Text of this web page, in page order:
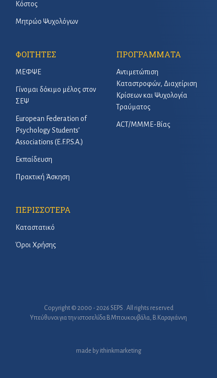
Κόστος
Μητρώο Ψυχολόγων
ΦΟΙΤΗΤΕΣ
ΜΕΦΨΕ
Γίνομαι δόκιμο μέλος στον
ΣΕΨ
European Federation of
Psychology Students’
Associations (E.F.P.S.A.)
Εκπαίδευση
Πρακτική Άσκηση
ΠΡΟΓΡΑΜΜΑΤΑ
Αντιμετώπιση
Καταστροφών, Διαχείριση
Κρίσεων και Ψυχολογία
Τραύματος
ACT/ΜΜΜΕ-Βίας
ΠΕΡΙΣΣΟΤΕΡΑ
Καταστατικό
Όροι Χρήσης
Copyright © 2000 - 2026 SEPS . All rights reserved
Υπεύθυνοι για την ιστοσελίδα B.Μπουκουβάλα, Β.Καραγιάννη
made by ithinkmarketing